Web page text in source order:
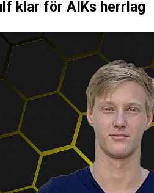
klar för AIKs herrlag